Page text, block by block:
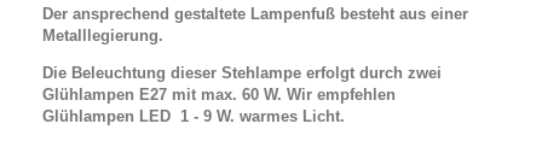
Der ansprechend gestaltete Lampenfuß besteht aus einer
Metalllegierung.
Die Beleuchtung dieser Stehlampe erfolgt durch zwei
Glühlampen E27 mit max. 60 W. Wir empfehlen
Glühlampen LED 1 - 9 W. warmes Licht.